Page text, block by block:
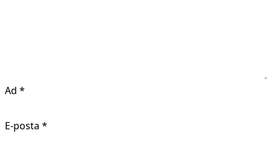
Ad *
E-posta *